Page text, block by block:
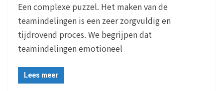
Een complexe puzzel. Het maken van de
teamindelingen is een zeer zorgvuldig en
tijdrovend proces. We begrijpen dat
teamindelingen emotioneel
Lees meer